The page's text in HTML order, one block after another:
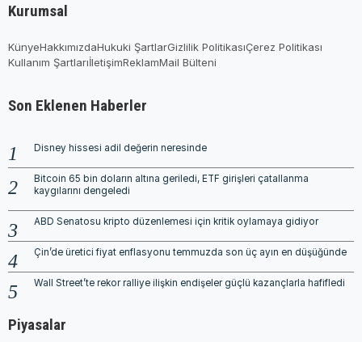
Kurumsal
KünyeHakkımızdaHukuki ŞartlarGizlilik PolitikasıÇerez Politikası
Kullanım ŞartlarıİletişimReklamMail Bülteni
Son Eklenen Haberler
Disney hissesi adil değerin neresinde
Bitcoin 65 bin doların altına geriledi, ETF girişleri çatallanma
kaygılarını dengeledi
ABD Senatosu kripto düzenlemesi için kritik oylamaya gidiyor
Çin’de üretici fiyat enflasyonu temmuzda son üç ayın en düşüğünde
Wall Street’te rekor ralliye ilişkin endişeler güçlü kazançlarla hafifledi
Piyasalar